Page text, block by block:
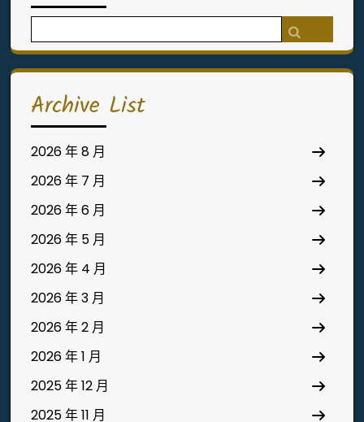
for:
Archive List
2026 年 8 月
2026 年 7 月
2026 年 6 月
2026 年 5 月
2026 年 4 月
2026 年 3 月
2026 年 2 月
2026 年 1 月
2025 年 12 月
2025 年 11 月